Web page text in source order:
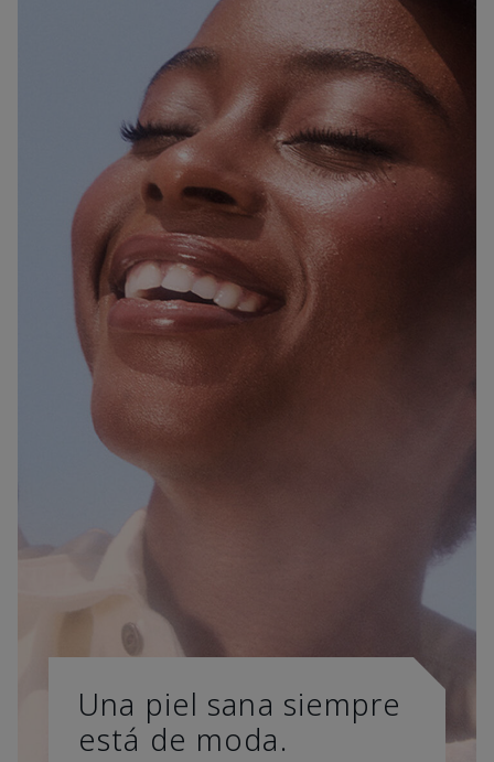
Una piel sana siempre
está de moda.